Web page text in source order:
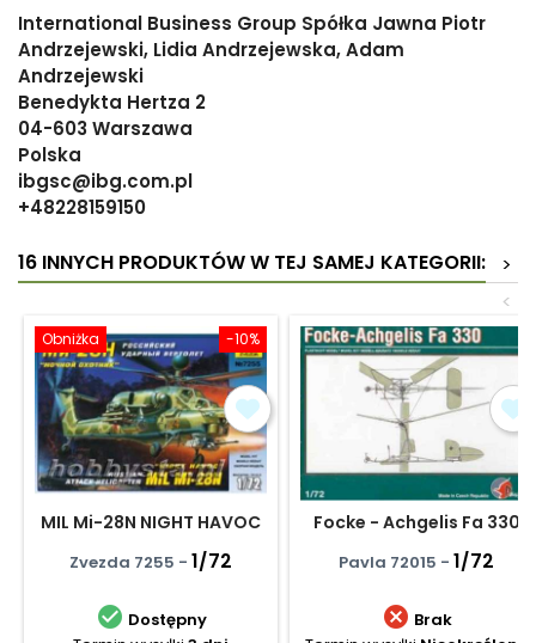
International Business Group Spółka Jawna Piotr
Andrzejewski, Lidia Andrzejewska, Adam
Andrzejewski
Benedykta Hertza 2
04-603 Warszawa
Polska
ibgsc@ibg.com.pl
+48228159150
16 INNYCH PRODUKTÓW W TEJ SAMEJ KATEGORII:
>
<
-10%
Obniżka
MIL Mi-28N NIGHT HAVOC
Zvezda 7255 - 1/72
 Dostępny
Focke - Achgelis Fa 330
Pavla 72015 - 1/72
 Brak